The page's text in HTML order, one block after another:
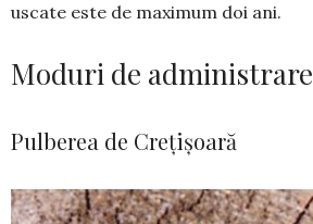
uscate este de maxi­mum doi ani.
Moduri de administrare
Pulberea de Crețișoară